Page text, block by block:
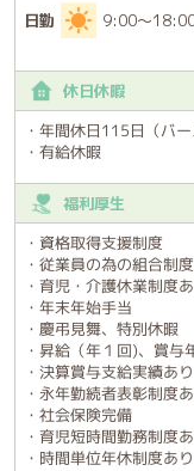
日勤 9:00～18:00
休日休暇
・年間休日115日（バ
・有給休暇
福利厚生
・資格取得支援制度
・従業員の為の組合制
・育児・介護休業制度
・年末年始手当
・慶弔見舞、特別休暇
・昇給（年１回)、賞与
・決算賞与支給実績あり
・永年勤続者表彰制度
・社会保険完備
・育児短時間勤務制度
・時間単位年休制度あり